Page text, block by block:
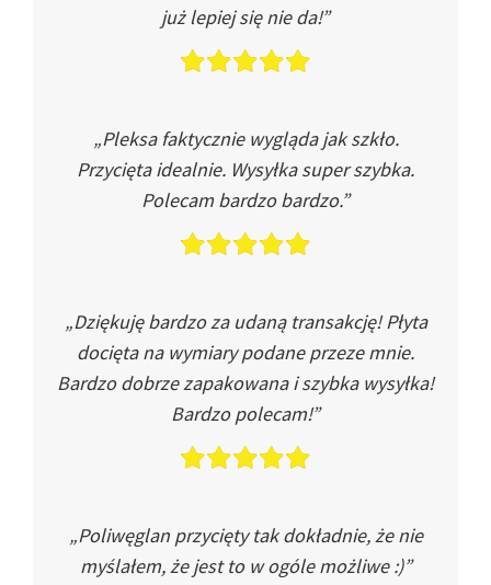
już lepiej się nie da!”
„Pleksa faktycznie wygląda jak szkło.
Przycięta idealnie. Wysyłka super szybka.
Polecam bardzo bardzo.”
„Dziękuję bardzo za udaną transakcję! Płyta
docięta na wymiary podane przeze mnie.
Bardzo dobrze zapakowana i szybka wysyłka!
Bardzo polecam!”
„Poliwęglan przycięty tak dokładnie, że nie
myślałem, że jest to w ogóle możliwe :)”